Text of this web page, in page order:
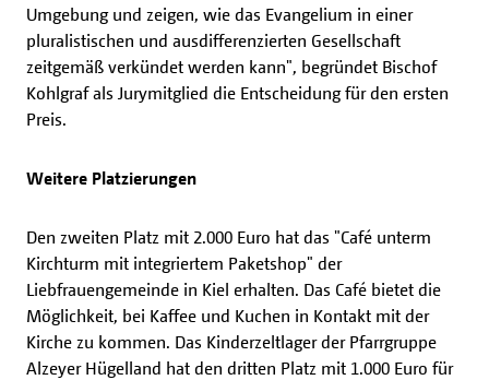
Umgebung und zeigen, wie das Evangelium in einer
pluralistischen und ausdifferenzierten Gesellschaft
zeitgemäß verkündet werden kann", begründet Bischof
Kohlgraf als Jurymitglied die Entscheidung für den ersten
Preis.
Weitere Platzierungen
Den zweiten Platz mit 2.000 Euro hat das "Café unterm
Kirchturm mit integriertem Paketshop" der
Liebfrauengemeinde in Kiel erhalten. Das Café bietet die
Möglichkeit, bei Kaffee und Kuchen in Kontakt mit der
Kirche zu kommen. Das Kinderzeltlager der Pfarrgruppe
Alzeyer Hügelland hat den dritten Platz mit 1.000 Euro für